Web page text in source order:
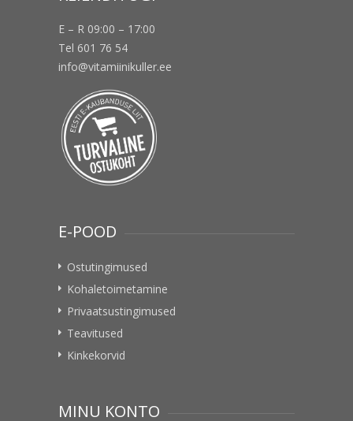
E – R 09:00 – 17:00
Tel 601 76 54
info@vitamiinikuller.ee
E-POOD
Ostutingimused
Kohaletoimetamine
Privaatsustingimused
Teavitused
Kinkekorvid
MINU KONTO